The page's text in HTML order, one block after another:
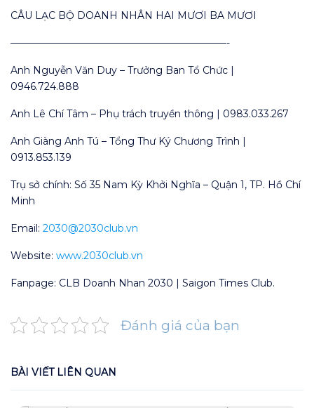
CÂU LẠC BỘ DOANH NHÂN HAI MƯƠI BA MƯƠI
——————————————————————-
Anh Nguyễn Văn Duy – Trưởng Ban Tổ Chức |
0946.724.888
Anh Lê Chí Tâm – Phụ trách truyền thông | 0983.033.267
Anh Giàng Anh Tú – Tổng Thư Ký Chương Trình |
0913.853.139
Trụ sở chính: Số 35 Nam Kỳ Khởi Nghĩa – Quận 1, TP. Hồ Chí
Minh
Email: 2030@2030club.vn
Website: www.2030club.vn
Fanpage: CLB Doanh Nhan 2030 | Saigon Times Club.
Đánh giá của bạn
BÀI VIẾT LIÊN QUAN